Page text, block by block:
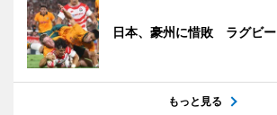
日本、豪州に惜敗 ラグビー
もっと見る